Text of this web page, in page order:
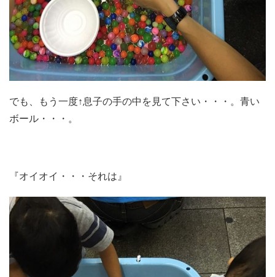
でも、もう一度↑息子の手の中を見て下さい・・・。青い
ボール・・・。
『オイオイ・・・それは』